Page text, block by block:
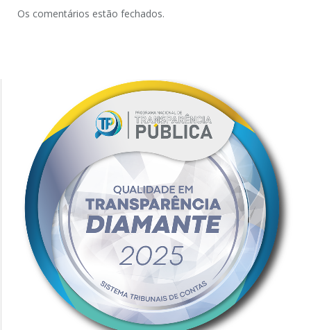
Os comentários estão fechados.